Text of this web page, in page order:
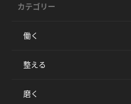
カテゴリー
働く
整える
磨く